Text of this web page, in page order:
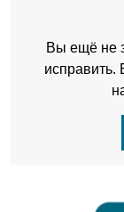
Вы ещё не